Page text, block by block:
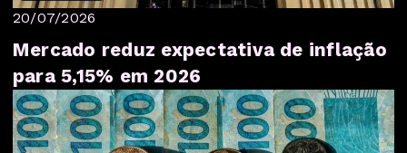
20/07/2026
Mercado reduz expectativa de inflação
para 5,15% em 2026